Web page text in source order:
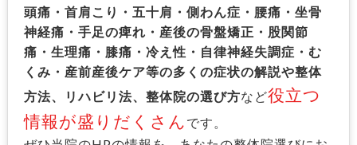
頭痛・首肩こり・五十肩・側わん症・腰痛・坐骨
神経痛・手足の痺れ・産後の骨盤矯正・股関節
痛・生理痛・膝痛・冷え性・自律神経失調症・む
くみ・産前産後ケア等の多くの症状の解説や整体
方法、リハビリ法、整体院の選び方など役立つ
情報が盛りだくさん です。